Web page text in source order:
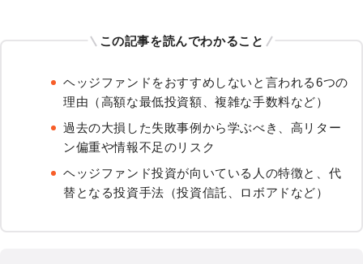
この記事を読んでわかること
ヘッジファンドをおすすめしないと言われる6つの
理由（高額な最低投資額、複雑な手数料など）
過去の大損した失敗事例から学ぶべき、高リター
ン偏重や情報不足のリスク
ヘッジファンド投資が向いている人の特徴と、代
替となる投資手法（投資信託、ロボアドなど）